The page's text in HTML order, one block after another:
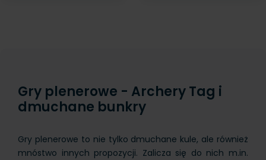
Gry plenerowe - Archery Tag i
dmuchane bunkry
Gry plenerowe to nie tylko dmuchane kule, ale również
mnóstwo innych propozycji. Zalicza się do nich m.in.